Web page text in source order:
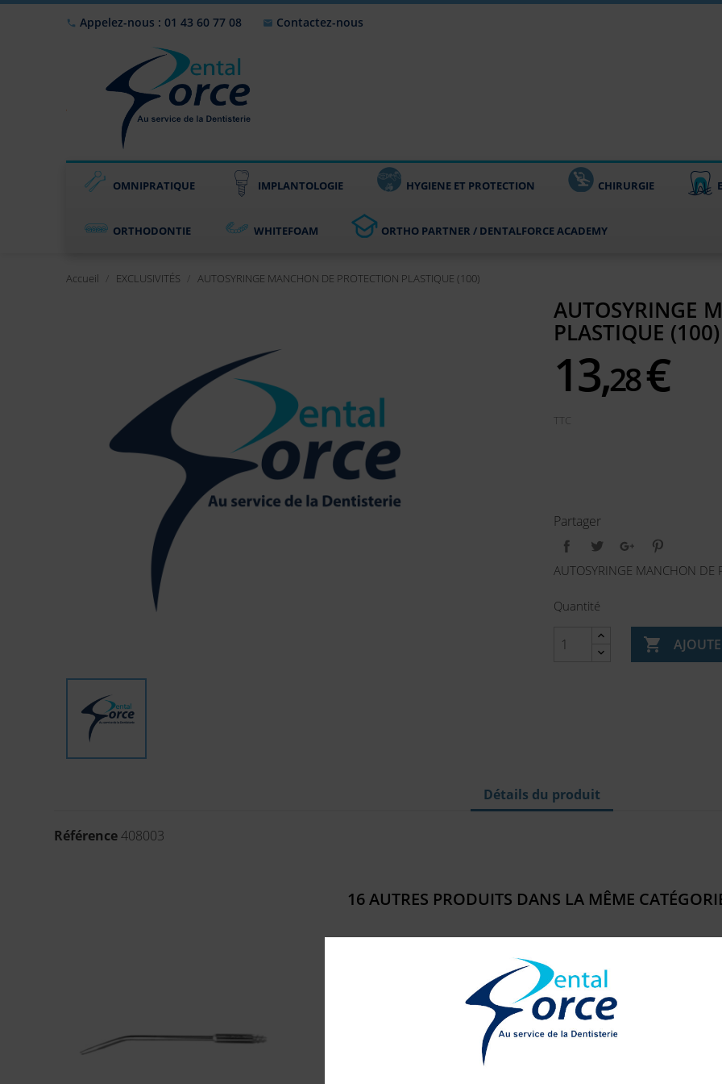
 Appelez-nous : 01 43 60 77 08  Contactez-nous
OMNIPRATIQUE IMPLANTOLOGIE HYGIENE ET PROTECTION CHIRURGIE
ORTHODONTIE WHITEFOAM ORTHO PARTNER / DENTALFORCE ACADEMY
Accueil EXCLUSIVITÉS AUTOSYRINGE MANCHON DE PROTECTION PLASTIQUE (100)
AUTOSYRINGE
PLASTIQUE (100)
13,28€
TTC
Partager
AUTOSYRINGE MANCHON DE
Quantité

Détails du produit
Référence408003
16 AUTRES PRODUITS DANS LA MÊME